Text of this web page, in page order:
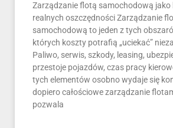
Zarządzanie flotą samochodową jako
realnych oszczędności Zarządzanie
samochodową to jeden z tych
których koszty potrafią „uciekać”
Paliwo, serwis, szkody, leasing,
przestoje pojazdów, czas pracy
tych elementów osobno wydaje się
dopiero całościowe zarządzanie
pozwala